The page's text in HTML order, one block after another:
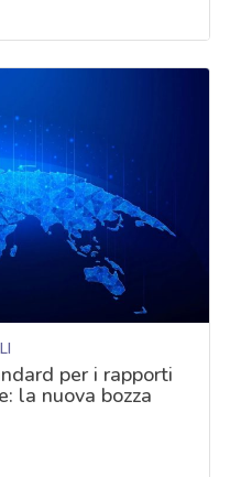
per i rapporti
la nuova bozza